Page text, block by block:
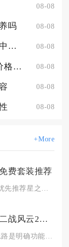
08-08
吗 08-08
如何更好地利用全民奇迹卡转攻略中的资源 08-08
少年三国志2鹰纹套装在游戏中的价格是多少 08-08
08-08
08-08
+More
费套装推荐
有哪些攻略可以帮助玩好二战风云2的运输机
玩好二战风云2运输机的核心思路是明确功能定位、做好航线侦察、...